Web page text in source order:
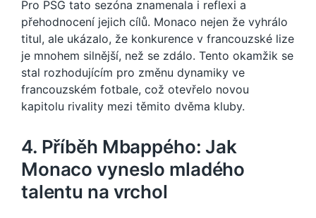
Pro PSG tato sezóna znamenala i reflexi a
přehodnocení jejich cílů. Monaco nejen že vyhrálo
titul, ale ukázalo, že konkurence v francouzské lize
je mnohem silnější, než se zdálo. Tento okamžik se
stal rozhodujícím pro změnu dynamiky ve
francouzském fotbale, což otevřelo novou
kapitolu rivality mezi těmito dvěma kluby.
4. Příběh Mbappého: Jak
Monaco vyneslo mladého
talentu na vrchol